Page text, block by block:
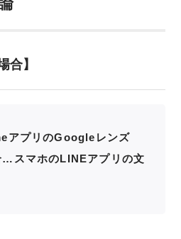
合】
アプリのGoogleレンズ
…スマホのLINEアプリの文